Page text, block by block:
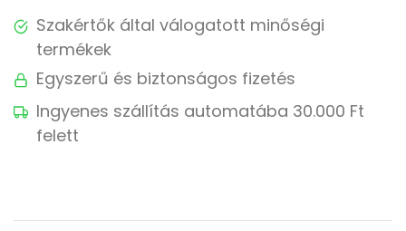
Szakértők által válogatott minőségi
termékek
Egyszerű és biztonságos fizetés
Ingyenes szállítás automatába 30.000 Ft
felett